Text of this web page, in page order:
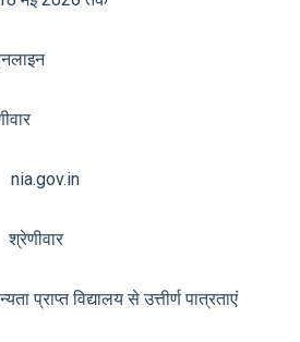
विद्यालय से उत्तीर्ण पात्रताएं